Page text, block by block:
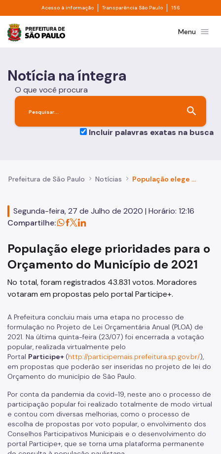
Pular para o Conteúdo principal
Acesso à informação Divisor de acesso à informação
Transparência São Paulo Divisor de
156
Prefeitura de São PauloMenu menu
Notícia na íntegra
O que você procura
search
Incluir palavras exatas na busca
Prefeitura de São Paulo Notícias População elege prioridades para o Orçamento do Município de 2021
Segunda-feira, 27 de Julho de 2020 | Horário: 12:16
Compartilhe:
População elege prioridades para o
Orçamento do Município de 2021
No total, foram registrados 43.831 votos. Moradores
votaram em propostas pelo portal Participe+.
A Prefeitura concluiu mais uma etapa no processo de
formulação no Projeto de Lei Orçamentária Anual (PLOA) de
2021. Na última quinta-feira (23/07) foi encerrada a votação
popular, realizada virtualmente pelo
Portal Participe+ (http://participemais.prefeitura.sp.gov.br/),
em propostas que poderão ser inseridas no projeto de lei do
Orçamento do município de São Paulo.
Por conta da pandemia da covid-19, neste ano o processo de
participação popular foi realizado totalmente de modo virtual
e contou com diversas melhorias, como o processo de
escolha de propostas por voto popular, o envolvimento dos
Conselhos Participativos Municipais e o desenvolvimento do
portal Participe+, que se torna uma plataforma permanente